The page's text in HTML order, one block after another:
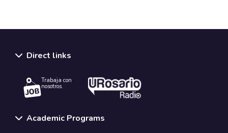
Direct links
Trabaja con
nosotros.
Academic Programs